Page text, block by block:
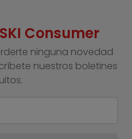
Consumer
ninguna novedad
nuestros boletines